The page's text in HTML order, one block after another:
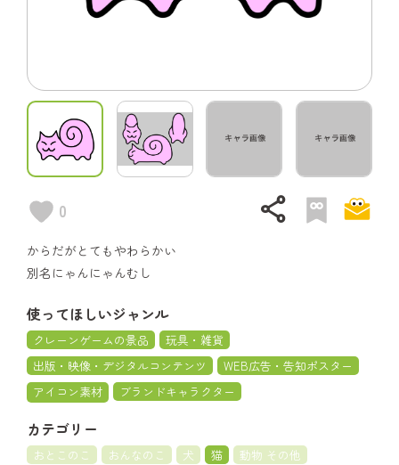
0 share
からだがとてもやわらかい
別名にゃんにゃんむし
使ってほしいジャンル
クレーンゲームの景品
玩具・雑貨
出版・映像・デジタルコンテンツ
WEB広告・告知ポスター
アイコン素材
ブランドキャラクター
カテゴリー
おとこのこ おんなのこ 犬 猫
動物 その他